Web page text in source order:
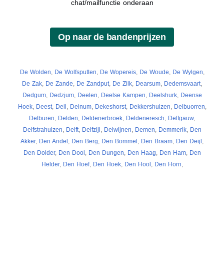
chat/mailfunctie onderaan
De Wolden De Wolfsputten De Wopereis, De Woude De Wylgen
De Zak De Zande De Zandput De Zilk Dearsum Dedemsvaart
Dedgum, Dedzjum, Deelen Deelse Kampen Deelshurk, Deense
Hoek, Deest, Deil Deinum, Dekeshorst, Dekkershuizen Delbuorren
Delburen
Delden Deldenerbroek Deldeneresch Delfgauw,
Delfstrahuizen
Delft, Delfzijl Delwijnen Demen Demmerik, Den
Akker, Den Andel Den Berg Den Bommel Den Braam Den Deijl
Den Dolder, Den Dool Den Dungen Den Haag Den Ham, Den
Helder, Den Hoef, Den Hoek, Den Hool Den Horn